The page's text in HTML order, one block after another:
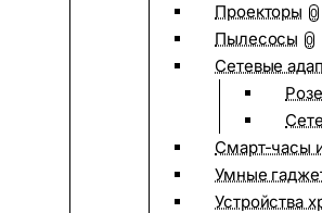
Проекторы 0
Пылесосы 0
Сетевые
Смарт-часы
Умные
Устройства